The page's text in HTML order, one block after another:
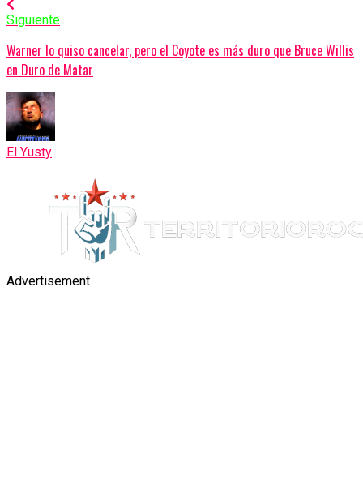
Siguiente
Warner lo quiso cancelar, pero el Coyote es más duro que Bruce Willis
en Duro de Matar
El Yusty
Advertisement